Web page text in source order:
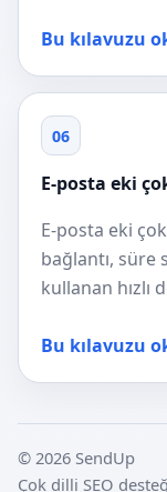
Bu kılavuzu
06
E-posta eki
E-posta eki
bağlantı, süre
kullanan hızlı
Bu kılavuzu
© 2026 SendUp
Çok dilli SEO